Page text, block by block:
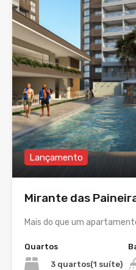
Lançamento
Mirante das
Mais do que um
Quartos
3 quartos(1 suíte)